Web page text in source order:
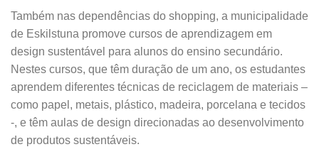
Também nas dependências do shopping, a municipalidade
de Eskilstuna promove cursos de aprendizagem em
design sustentável para alunos do ensino secundário.
Nestes cursos, que têm duração de um ano, os estudantes
aprendem diferentes técnicas de reciclagem de materiais –
como papel, metais, plástico, madeira, porcelana e tecidos
-, e têm aulas de design direcionadas ao desenvolvimento
de produtos sustentáveis.